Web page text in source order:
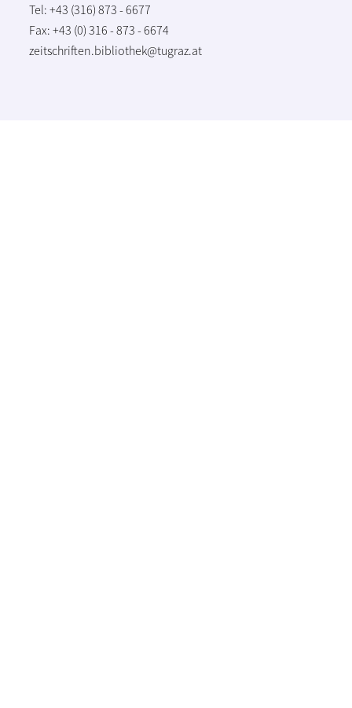
Tel: +43 (316) 873 - 6677
Fax: +43 (0) 316 - 873 - 6674
zeitschriften.bibliothek@tugraz.at